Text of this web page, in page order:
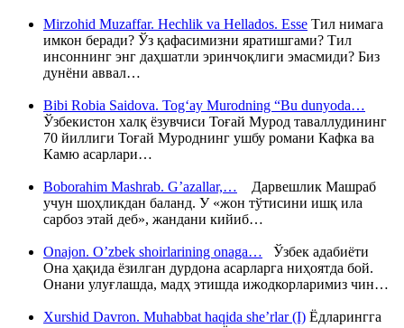
Mirzohid Muzaffar. Hechlik va Hellados. Esse Тил нимага
имкон беради? Ўз қафасимизни яратишгами? Тил
инсоннинг энг даҳшатли эринчоқлиги эмасмиди? Биз
дунёни аввал…
Bibi Robia Saidova. Tog‘ay Murodning “Bu dunyoda…
Ўзбекистон халқ ёзувчиси Тоғай Мурод таваллудининг
70 йиллиги Тоғай Муроднинг ушбу романи Кафка ва
Камю асарлари…
Boborahim Mashrab. G’azallar,… Дарвешлик Машраб
учун шоҳликдан баланд. У «жон тўтисини ишқ ила
сарбоз этай деб», жандани кийиб…
Onajon. O’zbek shoirlarining onaga… Ўзбек адабиёти
Она ҳақида ёзилган дурдона асарларга ниҳоятда бой.
Онани улуғлашда, мадҳ этишда ижодкорларимиз чин…
Xurshid Davron. Muhabbat haqida she’rlar (I) Ёдларингга